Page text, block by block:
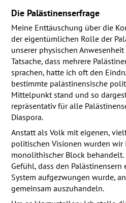
Die Palästinenserfrage
Meine Enttäuschung über die
der eigentümlichen Rolle der
unserer physischen
Tatsache, dass mehrere
sprachen, hatte ich oft den
bestimmte palästinensische
Mittelpunkt stand und so
repräsentativ für alle
Diaspora.
Anstatt als Volk mit eigenen,
politischen Visionen wurden wir
monolithischer Block
Gefühl, dass den
System aufgezwungen wurde,
gemeinsam auszuhandeln.